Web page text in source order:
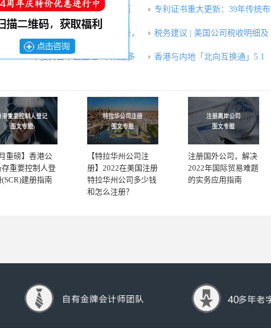
利好！境外投资者以分配利润直 专利证书重大更新：39年传统布
2022年香港优才计划最新打分表， 税务建议 | 美国公司税收明细及
2018年投资日本企业达5年来最多 香港与内地「北向互换通」5.1
月重磅】香港公
存重要控制人登
建册指南
【特拉华州公司注
册】2022在美国注册
特拉华州公司多少钱
和怎么注册？
注册国外公司，解决
2022年国际贸易难题
的实务应用指南